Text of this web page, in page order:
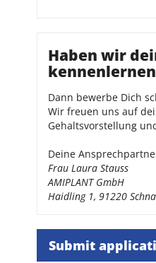
Haben wir
Dann bewerbe Dich
Wir freuen uns auf
Gehaltsvorstellung
Deine
Frau Laura Stauss
AMIPLANT GmbH
Haidling 1, 91220
Submit